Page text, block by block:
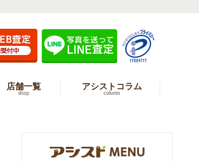
店舗一覧
shop
アシストコラム
column